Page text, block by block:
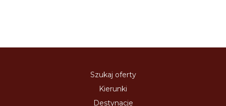
Szukaj oferty
Kierunki
Destynacje